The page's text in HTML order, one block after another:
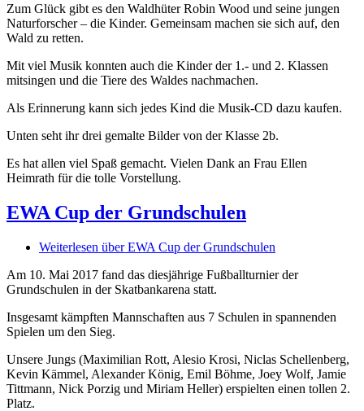
Zum Glück gibt es den Waldhüter Robin Wood und seine jungen
Naturforscher – die Kinder. Gemeinsam machen sie sich auf, den
Wald zu retten.
Mit viel Musik konnten auch die Kinder der 1.- und 2. Klassen
mitsingen und die Tiere des Waldes nachmachen.
Als Erinnerung kann sich jedes Kind die Musik-CD dazu kaufen.
Unten seht ihr drei gemalte Bilder von der Klasse 2b.
Es hat allen viel Spaß gemacht. Vielen Dank an Frau Ellen
Heimrath für die tolle Vorstellung.
EWA Cup der Grundschulen
Weiterlesen über EWA Cup der Grundschulen
Am 10. Mai 2017 fand das diesjährige Fußballturnier der
Grundschulen in der Skatbankarena statt.
Insgesamt kämpften Mannschaften aus 7 Schulen in spannenden
Spielen um den Sieg.
Unsere Jungs (Maximilian Rott, Alesio Krosi, Niclas Schellenberg,
Kevin Kämmel, Alexander König, Emil Böhme, Joey Wolf, Jamie
Tittmann, Nick Porzig und Miriam Heller) erspielten einen tollen 2.
Platz.